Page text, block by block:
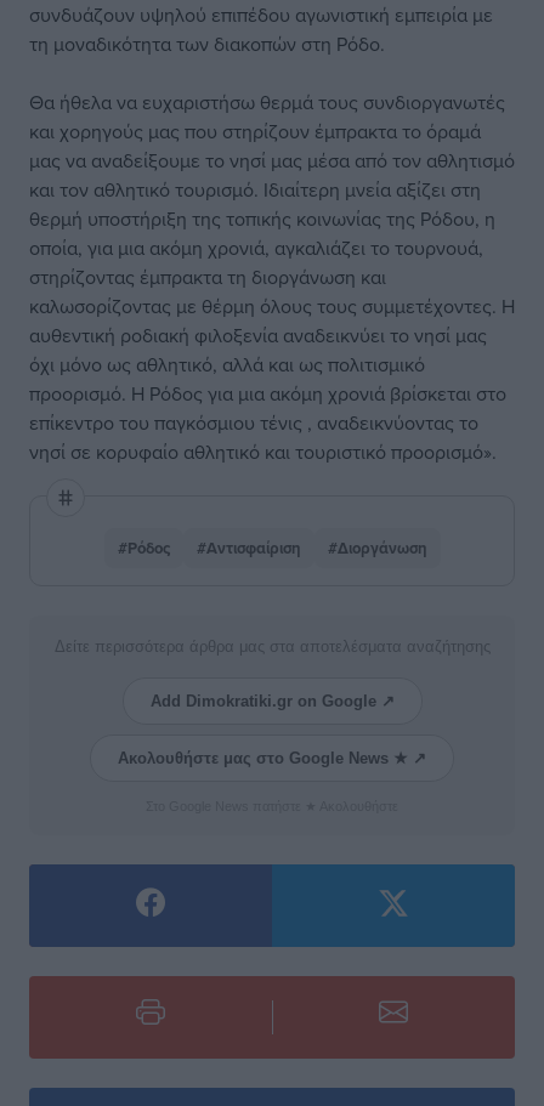
συνδυάζουν υψηλού επιπέδου αγωνιστική εμπειρία με
τη μοναδικότητα των διακοπών στη Ρόδο.
Θα ήθελα να ευχαριστήσω θερμά τους συνδιοργανωτές
και χορηγούς μας που στηρίζουν έμπρακτα το όραμά
μας να αναδείξουμε το νησί μας μέσα από τον αθλητισμό
και τον αθλητικό τουρισμό. Ιδιαίτερη μνεία αξίζει στη
θερμή υποστήριξη της τοπικής κοινωνίας της Ρόδου, η
οποία, για μια ακόμη χρονιά, αγκαλιάζει το τουρνουά,
στηρίζοντας έμπρακτα τη διοργάνωση και
καλωσορίζοντας με θέρμη όλους τους συμμετέχοντες. Η
αυθεντική ροδιακή φιλοξενία αναδεικνύει το νησί μας
όχι μόνο ως αθλητικό, αλλά και ως πολιτισμικό
προορισμό. Η Ρόδος για μια ακόμη χρονιά βρίσκεται στο
επίκεντρο του παγκόσμιου τένις , αναδεικνύοντας το
νησί σε κορυφαίο αθλητικό και τουριστικό προορισμό».
#Ρόδος #Αντισφαίριση #Διοργάνωση
Δείτε περισσότερα άρθρα μας στα αποτελέσματα αναζήτησης
Add Dimokratiki.gr on Google ↗
Ακολουθήστε μας στο Google News ★ ↗